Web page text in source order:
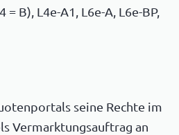
B), L4e-A1, L6e-A, L6e-BP,
seine Rechte im
Vermarktungsauftrag an